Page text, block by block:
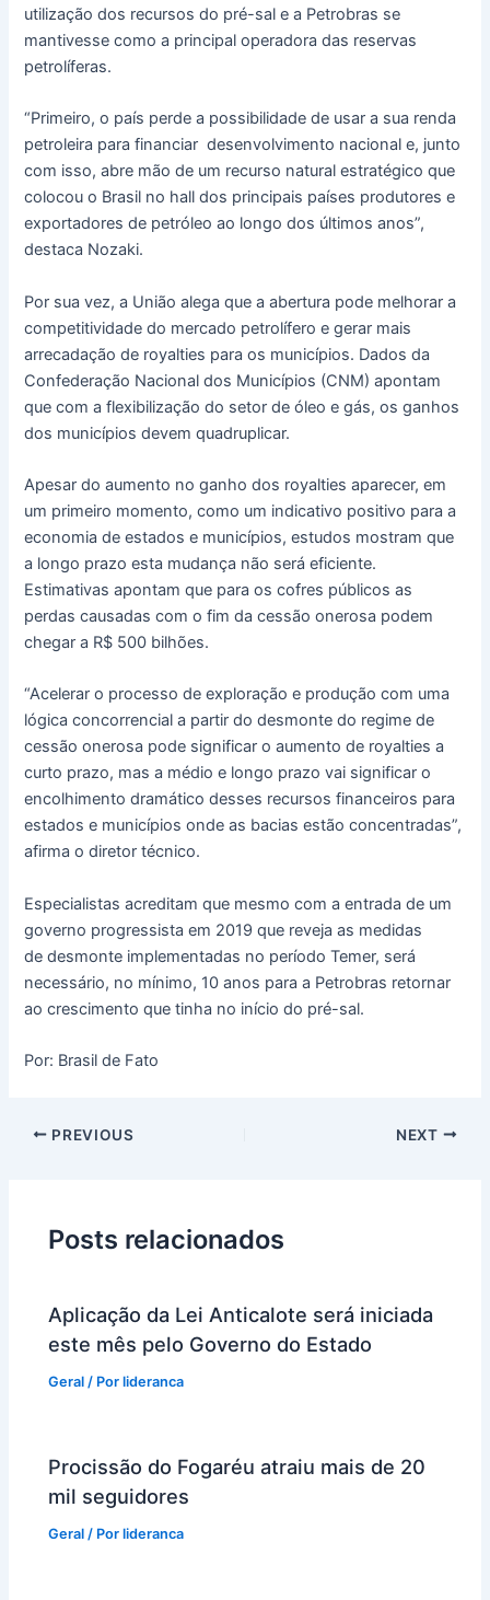
utilização dos recursos do pré-sal e a Petrobras se
mantivesse como a principal operadora das reservas
petrolíferas.
“Primeiro, o país perde a possibilidade de usar a sua renda
petroleira para financiar desenvolvimento nacional e, junto
com isso, abre mão de um recurso natural estratégico que
colocou o Brasil no hall dos principais países produtores e
exportadores de petróleo ao longo dos últimos anos”,
destaca Nozaki.
Por sua vez, a União alega que a abertura pode melhorar a
competitividade do mercado petrolífero e gerar mais
arrecadação de royalties para os municípios. Dados da
Confederação Nacional dos Municípios (CNM) apontam
que com a flexibilização do setor de óleo e gás, os ganhos
dos municípios devem quadruplicar.
Apesar do aumento no ganho dos royalties aparecer, em
um primeiro momento, como um indicativo positivo para a
economia de estados e municípios, estudos mostram que
a longo prazo esta mudança não será eficiente.
Estimativas apontam que para os cofres públicos as
perdas causadas com o fim da cessão onerosa podem
chegar a R$ 500 bilhões.
“Acelerar o processo de exploração e produção com uma
lógica concorrencial a partir do desmonte do regime de
cessão onerosa pode significar o aumento de royalties a
curto prazo, mas a médio e longo prazo vai significar o
encolhimento dramático desses recursos financeiros para
estados e municípios onde as bacias estão concentradas”,
afirma o diretor técnico.
Especialistas acreditam que mesmo com a entrada de um
governo progressista em 2019 que reveja as medidas
de desmonte implementadas no período Temer, será
necessário, no mínimo, 10 anos para a Petrobras retornar
ao crescimento que tinha no início do pré-sal.
Por: Brasil de Fato
PREVIOUS NEXT
Posts relacionados
Aplicação da Lei Anticalote será iniciada
este mês pelo Governo do Estado
Geral / Porlideranca
Procissão do Fogaréu atraiu mais de 20
mil seguidores
Geral / Porlideranca